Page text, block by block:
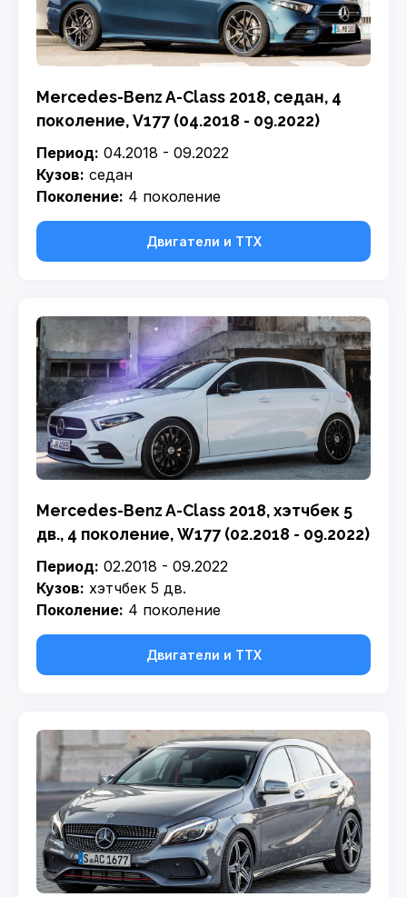
Mercedes-Benz A-Class 2018, седан, 4
поколение, V177 (04.2018 - 09.2022)
Период: 04.2018 - 09.2022
Кузов: седан
Поколение: 4 поколение
Двигатели и ТТХ
Mercedes-Benz A-Class 2018, хэтчбек 5
дв., 4 поколение, W177 (02.2018 - 09.2022)
Период: 02.2018 - 09.2022
Кузов: хэтчбек 5 дв.
Поколение: 4 поколение
Двигатели и ТТХ